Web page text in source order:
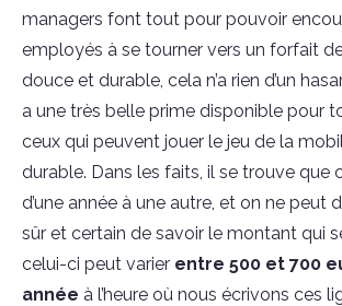
managers font tout pour pouvoir
employés à se tourner vers un forfait
douce et durable, cela n’a rien d’un
a une très belle prime disponible pour
ceux qui peuvent jouer le jeu de la
durable. Dans les faits, il se trouve que
d’une année à une autre, et on ne peut
sûr et certain de savoir le montant qui
celui-ci peut varier entre 500 et 700
année à l’heure où nous écrivons ces